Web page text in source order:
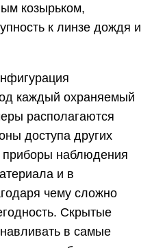
козырьком,
к линзе дождя и
каждый охраняемый
располагаются
доступа других
наблюдения
и в
чему сложно
Скрытые
в самые